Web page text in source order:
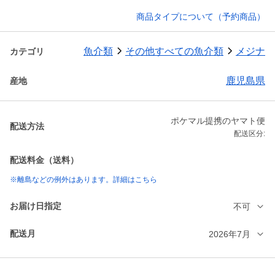
商品タイプについて（予約商品）
カテゴリ 魚介類 その他すべての魚介類 メジナ
産地 鹿児島県
配送方法
ポケマル提携のヤマト便
配送区分:
配送料金（送料）
※離島などの例外はあります。詳細はこちら
お届け日指定 不可
配送月 2026年7月